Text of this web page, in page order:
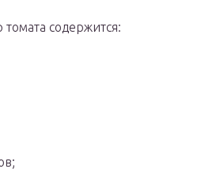
содержится: